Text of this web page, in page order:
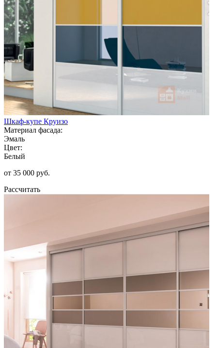
Шкаф-купе Круизо
Материал фасада:
Эмаль
Цвет:
Белый
от 35 000 руб.
Рассчитать